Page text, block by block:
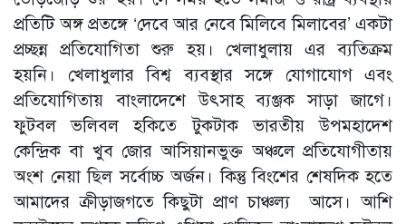
প্রতিটি অঙ্গ প্রতঙ্গে ‘দেবে আর নেবে মিলিবে মিলাবের’ একটা
প্রচ্ছন্ন প্রতিযোগিতা শুরু হয়। খেলাধুলায় এর ব্যতিক্রম
হয়নি। খেলাধুলার বিশ্ব ব্যবস্থার সঙ্গে যোগাযোগ এবং
প্রতিযোগিতায় বাংলাদেশে উৎসাহ ব্যঞ্জক সাড়া জাগে।
ফুটবল ভলিবল হকিতে টুকটাক ভারতীয় উপমহাদেশ
কেন্দ্রিক বা খুব জোর আসিয়ানভুক্ত অঞ্চলে প্রতিযোগীতায়
অংশ নেয়া ছিল সর্বোচ্চ অর্জন। কিন্তু বিংশের শেষদিক হতে
আমাদের ক্রীড়াজগতে কিছুটা প্রাণ চাঞ্চল্য আসে। আশি